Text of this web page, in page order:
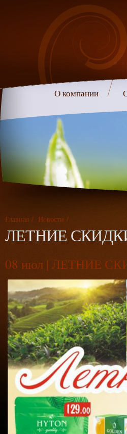
О компании
Главная / Новости /
ЛЕТНИЕ
08 июл | ЛЕТНИЕ